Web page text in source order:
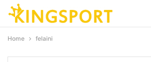
Home felaini